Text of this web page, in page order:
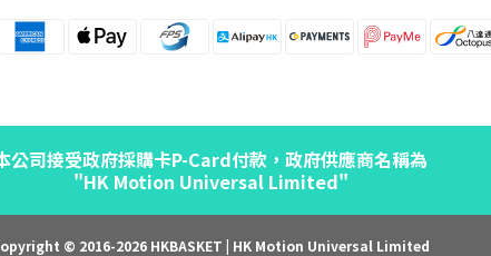
公司接受政府採購卡P-Card付款，政府供應商名稱為
"HK Motion Universal Limited"
© 2016-2026 HKBASKET | HK Motion Universal Limited